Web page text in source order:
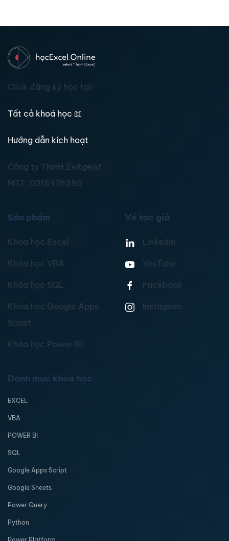
Click đăng ký học tại:
Tất cả khoá học 📖
Hướng dẫn kích hoạt
Công ty TNHH Zeitgeist
MST: 0315976395
Sản phẩm
Khóa học Excel
Khóa học VBA
Khóa học SQL
Khóa học Google Apps
Script
Khóa học Power BI
Về tác giả
Linkedin
YouTube
Facebook
Instagram
Danh mục khóa học
EXCEL
VBA
POWER BI
SQL
Google Apps Script
Google Sheets
Power Query
Python